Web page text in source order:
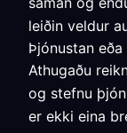
leiðin veldur
Þjónustan
Athugaðu
og stefnu
er ekki eina